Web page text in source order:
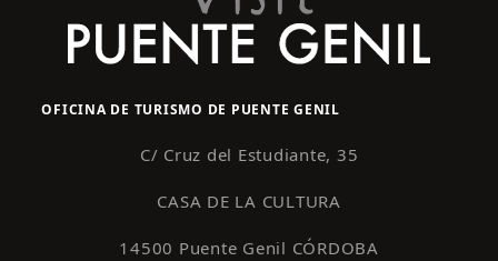
OFICINA DE TURISMO DE PUENTE GENIL
C/ Cruz del Estudiante, 35
CASA DE LA CULTURA
14500 Puente Genil CÓRDOBA